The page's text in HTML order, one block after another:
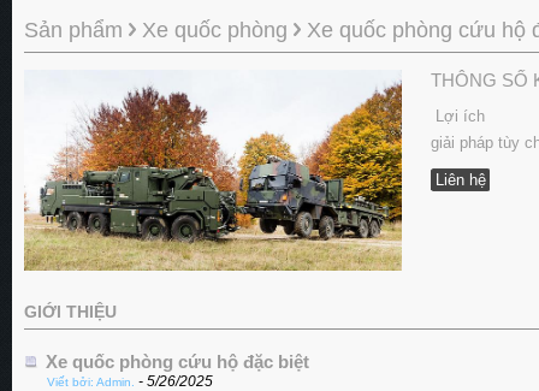
Sản phẩm Xe quốc phòng Xe quốc phòng cứu hộ
THÔNG SỐ
Lợi ích
giải pháp tùy
Liên hệ
GIỚI THIỆU
Xe quốc phòng cứu hộ đặc biệt
Viết bởi: Admin. - 5/26/2025